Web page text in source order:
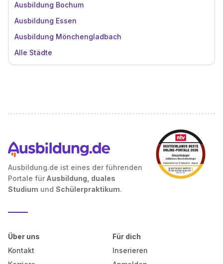
Ausbildung Bochum
Ausbildung Essen
Ausbildung Mönchengladbach
Alle Städte
Ausbildung.de ist eines der führenden
Portale für Ausbildung, duales
Studium und Schülerpraktikum.
Über uns
Kontakt
Für dich
Inserieren